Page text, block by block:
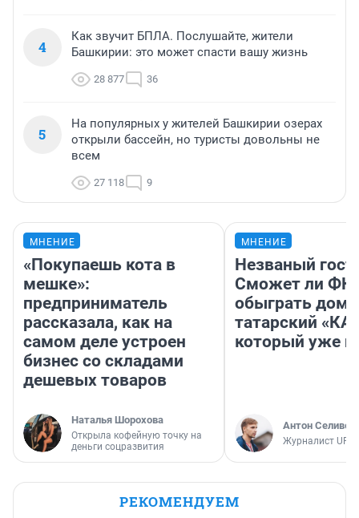
4
Как звучит БПЛА. Послушайте, жители
Башкирии: это может спасти вашу жизнь
28 877 36
5
На популярных у жителей Башкирии озерах
открыли бассейн, но туристы довольны не
всем
27 118 9
МНЕНИЕ
«Покупаешь кота в
мешке»:
предприниматель
рассказала, как на
самом деле устроен
бизнес со складами
дешевых товаров
Наталья Шорохова
Открыла кофейную точку на
деньги соцразвития
МНЕНИЕ
Незваный
Сможет ли ФК
обыграть дома
татарский
который уже
Антон
Журналист
РЕКОМЕНДУЕМ